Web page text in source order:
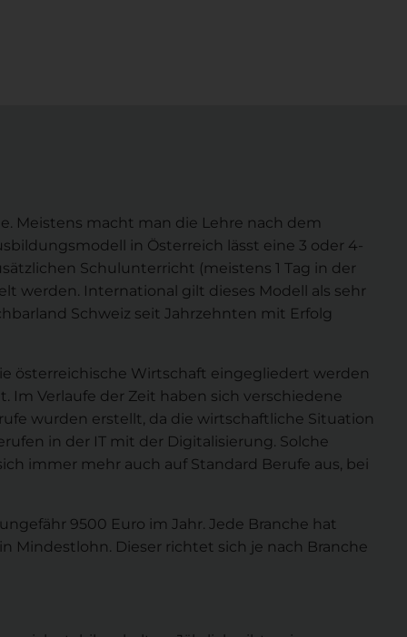
Meistens macht man die Lehre nach dem
in Österreich lässt eine 3 oder 4-
Schulunterricht (meistens 1 Tag in der
werden. International gilt dieses Modell als sehr
Schweiz seit Jahrzehnten mit Erfolg
österreichische Wirtschaft eingegliedert werden
Verlaufe der Zeit haben sich verschiedene
wurden erstellt, da die wirtschaftliche Situation
in der IT mit der Digitalisierung. Solche
immer mehr auch auf Standard Berufe aus, bei
9500 Euro im Jahr. Jede Branche hat
Mindestlohn. Dieser richtet sich je nach Branche